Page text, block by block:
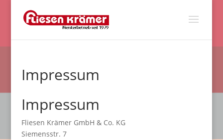
Impressum
Impressum
Fliesen Krämer GmbH & Co. KG
Siemensstr. 7